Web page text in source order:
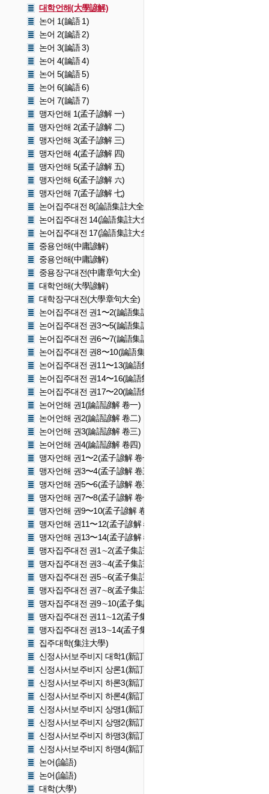
대학언해(大學諺解)
논어 1(論語 1)
논어 2(論語 2)
논어 3(論語 3)
논어 4(論語 4)
논어 5(論語 5)
논어 6(論語 6)
논어 7(論語 7)
맹자언해 1(孟子諺解 一)
맹자언해 2(孟子諺解 二)
맹자언해 3(孟子諺解 三)
맹자언해 4(孟子諺解 四)
맹자언해 5(孟子諺解 五)
맹자언해 6(孟子諺解 六)
맹자언해 7(孟子諺解 七)
논어집주대전 8(論語集註大全 8)
논어집주대전 14(論語集註大全 14)
논어집주대전 17(論語集註大全 17)
중용언해(中庸諺解)
중용언해(中庸諺解)
중용장구대전(中庸章句大全)
대학언해(大學諺解)
대학장구대전(大學章句大全)
논어집주대전 권1〜2(論語集註大全 卷一〜二)
논어집주대전 권3〜5(論語集註大全 卷三〜五)
논어집주대전 권6〜7(論語集註大全 卷六〜七)
논어집주대전 권8〜10(論語集註大全 卷八〜十)
논어집주대전 권11〜13(論語集註大全 卷十一〜十三)
논어집주대전 권14〜16(論語集註大全 卷十四〜十六)
논어집주대전 권17〜20(論語集註大全 卷十七〜二十)
논어언해 권1(論語諺解 卷一)
논어언해 권2(論語諺解 卷二)
논어언해 권3(論語諺解 卷三)
논어언해 권4(論語諺解 卷四)
맹자언해 권1〜2(孟子諺解 卷一〜二)
맹자언해 권3〜4(孟子諺解 卷三〜四)
맹자언해 권5〜6(孟子諺解 卷五〜六)
맹자언해 권7〜8(孟子諺解 卷七〜八)
맹자언해 권9〜10(孟子諺解 卷九〜十)
맹자언해 권11〜12(孟子諺解 卷十一〜十二)
맹자언해 권13〜14(孟子諺解 卷十三〜十四)
맹자집주대전 권1∼2(孟子集註大全 卷1∼2)
맹자집주대전 권3∼4(孟子集註大全 卷3∼4)
맹자집주대전 권5∼6(孟子集註大全 卷5∼6)
맹자집주대전 권7∼8(孟子集註大全 卷7∼8)
맹자집주대전 권9∼10(孟子集註大全 卷9∼10)
맹자집주대전 권11∼12(孟子集註大全 卷11∼12)
맹자집주대전 권13∼14(孟子集註大全 卷13∼14)
집주대학(集注大學)
신정사서보주비지 대학1(新訂四書補註備旨 大學1)
신정사서보주비지 상론1(新訂四書補註備旨 上論1)
신정사서보주비지 하론3(新訂四書補註備旨 下論3)
신정사서보주비지 하론4(新訂四書補註備旨 下論4)
신정사서보주비지 상맹1(新訂四書補註備旨 上孟1)
신정사서보주비지 상맹2(新訂四書補註備旨 上孟2)
신정사서보주비지 하맹3(新訂四書補註備旨 下孟3)
신정사서보주비지 하맹4(新訂四書補註備旨 下孟4)
논어(論語)
논어(論語)
대학(大學)